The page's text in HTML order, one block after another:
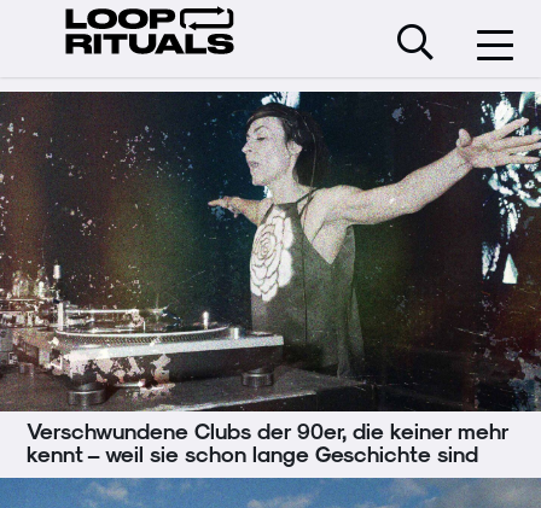
Verschwundene Clubs der 90er, die keiner mehr
kennt – weil sie schon lange Geschichte sind